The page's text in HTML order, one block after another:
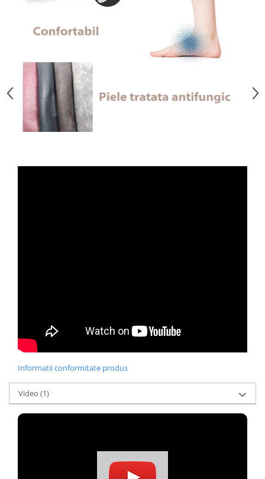
Informatii conformitate produs
Video (1)